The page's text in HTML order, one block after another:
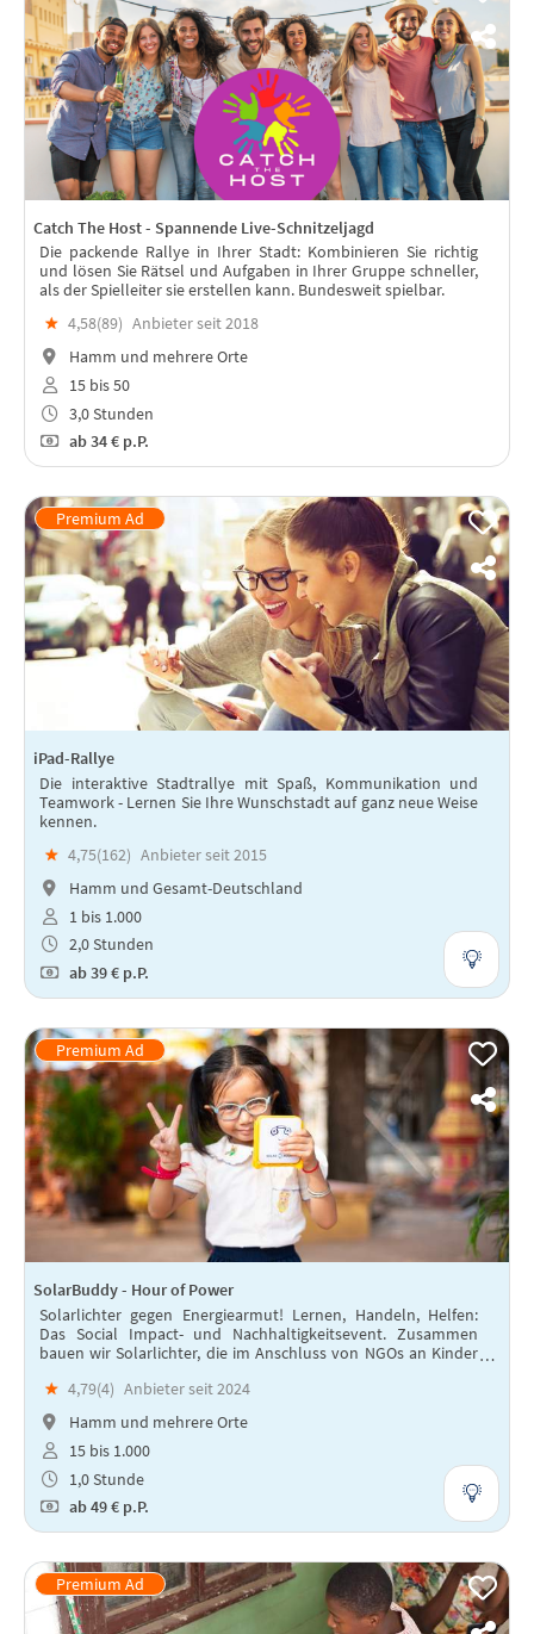
Catch The Host - Spannende Live-Schnitzeljagd
Die packende Rallye in Ihrer Stadt: Kombinieren Sie richtig
und lösen Sie Rätsel und Aufgaben in Ihrer Gruppe schneller,
als der Spielleiter sie erstellen kann. Bundesweit spielbar.
★ 4,58(89) Anbieter seit 2018
Hamm und mehrere Orte
15 bis 50
3,0 Stunden
ab34 € p.P.
iPad-Rallye
Die interaktive Stadtrallye mit Spaß, Kommunikation und
Teamwork - Lernen Sie Ihre Wunschstadt auf ganz neue Weise
kennen.
★ 4,75(162) Anbieter seit 2015
Hamm und Gesamt-Deutschland
1 bis 1.000
2,0 Stunden
ab39 € p.P.
SolarBuddy - Hour of Power
Solarlichter gegen Energiearmut! Lernen, Handeln, Helfen:
Das Social Impact- und Nachhaltigkeitsevent. Zusammen
bauen wir Solarlichter, die im Anschluss von NGOs an Kinder
★ 4,79(4) Anbieter seit 2024
Hamm und mehrere Orte
15 bis 1.000
1,0 Stunde
ab49 € p.P.